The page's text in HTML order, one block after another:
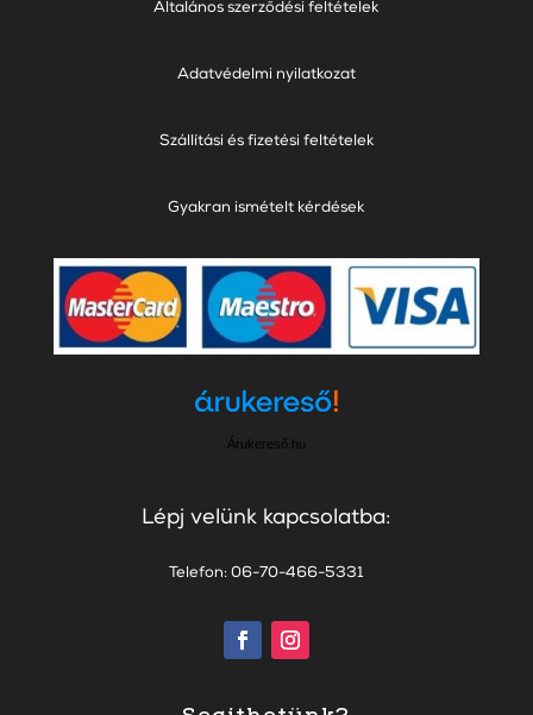
Általános szerződési feltételek
Adatvédelmi nyilatkozat
Szállítási és fizetési feltételek
Gyakran ismételt kérdések
Árukereső.hu
Lépj velünk kapcsolatba:
Telefon: 06-70-466-5331